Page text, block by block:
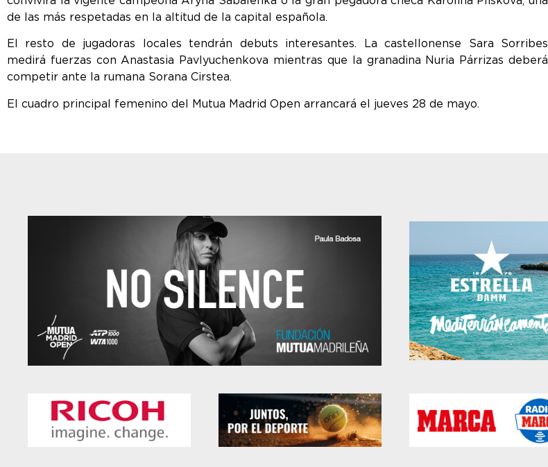
de las más respetadas en la altitud de la capital española.
El resto de jugadoras locales tendrán debuts interesantes. La castellonense Sara Sorribes
medirá fuerzas con Anastasia Pavlyuchenkova mientras que la granadina Nuria Párrizas deberá
competir ante la rumana Sorana Cirstea.
El cuadro principal femenino del Mutua Madrid Open arrancará el jueves 28 de mayo.